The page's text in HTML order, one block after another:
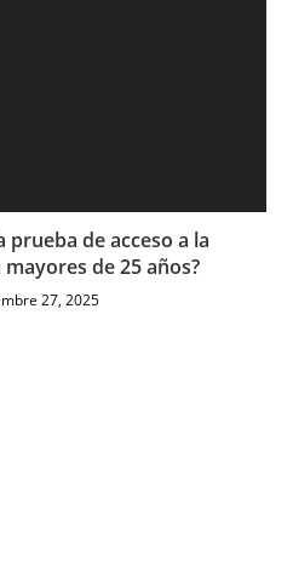
prueba de acceso a la
de 25 años?
27, 2025